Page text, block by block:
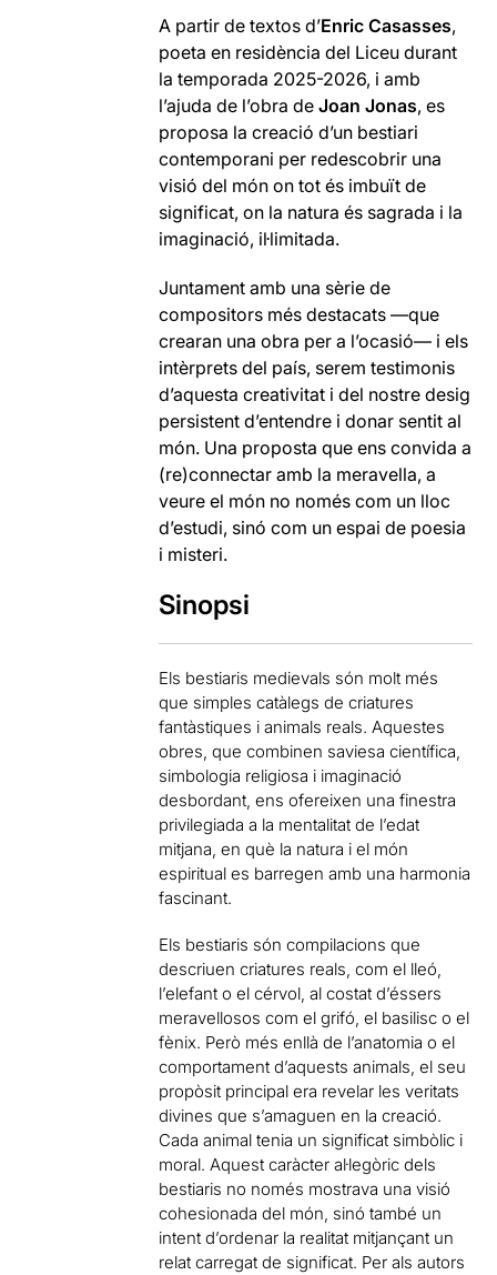
A partir de textos d’Enric Casasses,
poeta en residència del Liceu durant
la temporada 2025-2026, i amb
l’ajuda de l’obra deJoan Jonas, es
proposa la creació d’un bestiari
contemporani per redescobrir una
visió del món on tot és imbuït de
significat, on la natura és sagrada i la
imaginació, il·limitada.
Juntament amb una sèrie de
compositors més destacats —que
crearan una obra per a l’ocasió— i els
intèrprets del país, serem testimonis
d’aquesta creativitat i del nostre desig
persistent d’entendre i donar sentit al
món. Una proposta que ens convida a
(re)connectar amb la meravella, a
veure el món no només com un lloc
d’estudi, sinó com un espai de poesia
i misteri.
Sinopsi
Els bestiaris medievals són molt més
que simples catàlegs de criatures
fantàstiques i animals reals. Aquestes
obres, que combinen saviesa científica,
simbologia religiosa i imaginació
desbordant, ens ofereixen una finestra
privilegiada a la mentalitat de l’edat
mitjana, en què la natura i el món
espiritual es barregen amb una harmonia
fascinant.
Els bestiaris són compilacions que
descriuen criatures reals, com el lleó,
l’elefant o el cérvol, al costat d’éssers
meravellosos com el grifó, el basilisc o el
fènix. Però més enllà de l’anatomia o el
comportament d’aquests animals, el seu
propòsit principal era revelar les veritats
divines que s’amaguen en la creació.
Cada animal tenia un significat simbòlic i
moral. Aquest caràcter al·legòric dels
bestiaris no només mostrava una visió
cohesionada del món, sinó també un
intent d’ordenar la realitat mitjançant un
relat carregat de significat. Per als autors